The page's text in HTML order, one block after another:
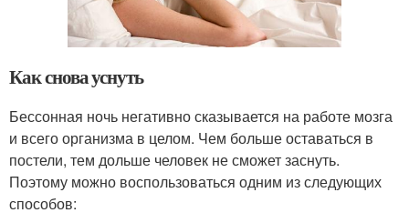
Как снова уснуть
Бессонная ночь негативно сказывается на работе мозга
и всего организма в целом. Чем больше оставаться в
постели, тем дольше человек не сможет заснуть.
Поэтому можно воспользоваться одним из следующих
способов: